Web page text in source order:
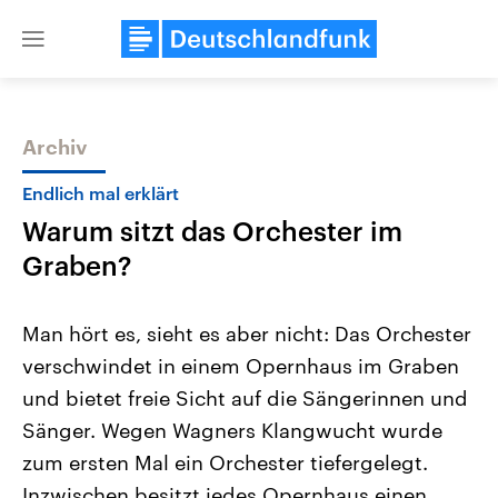
Close
Themen
Landtagswahl Sachsen-Anhalt
2026
Alle Informationen
Sachsen-Anhalt wählt am 6.
September 2026 einen neuen
Landtag. Seit 2021 wird das
Bundesland von einer Koalition aus
USA
Aktuelle Beiträge,
Hintergründe
Wirtschaftlich und
gehören die Vereinigten
den mächtigsten Ländern
mit großem Einfluss auf
Archiv
Endlich mal erklärt
Warum sitzt das Orchester im
Graben?
Man hört es, sieht es aber nicht: Das Orchester
verschwindet in einem Opernhaus im Graben
und bietet freie Sicht auf die Sängerinnen und
Sänger. Wegen Wagners Klangwucht wurde
zum ersten Mal ein Orchester tiefergelegt.